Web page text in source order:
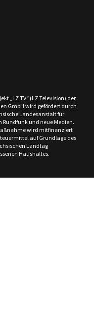
„LZ TV“ (LZ Television) der
GmbH wird gefördert durch
Landesanstalt für
Rundfunk und neue Medien.
wird mitfinanziert
auf Grundlage des
Landtag
Haushaltes.